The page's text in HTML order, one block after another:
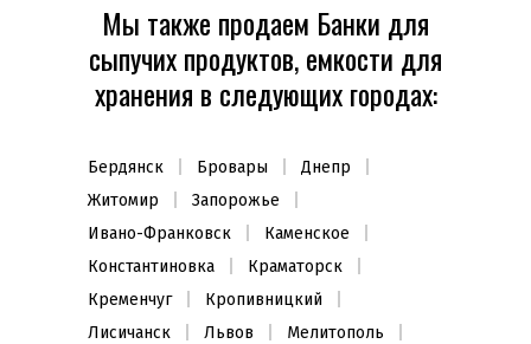
Мы также продаем Банки для
сыпучих продуктов, емкости для
хранения в следующих городах:
Бердянск Бровары
Днепр
Житомир
Запорожье
Ивано-Франковск
Каменское
Константиновка
Краматорск
Кременчуг
Кропивницкий
Лисичанск
Львов
Мелитополь